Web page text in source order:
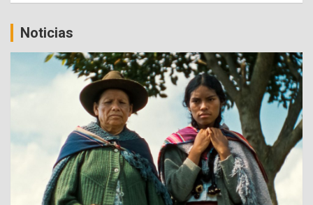
Noticias